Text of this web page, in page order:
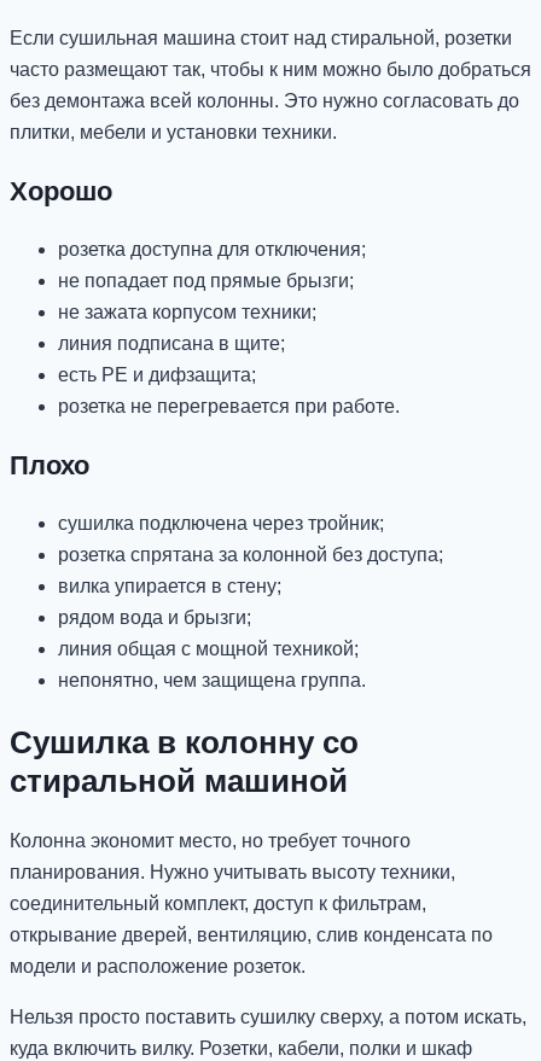
Если сушильная машина стоит над стиральной, розетки
часто размещают так, чтобы к ним можно было добраться
без демонтажа всей колонны. Это нужно согласовать до
плитки, мебели и установки техники.
Хорошо
розетка доступна для отключения;
не попадает под прямые брызги;
не зажата корпусом техники;
линия подписана в щите;
есть PE и дифзащита;
розетка не перегревается при работе.
Плохо
сушилка подключена через тройник;
розетка спрятана за колонной без доступа;
вилка упирается в стену;
рядом вода и брызги;
линия общая с мощной техникой;
непонятно, чем защищена группа.
Сушилка в колонну со
стиральной машиной
Колонна экономит место, но требует точного
планирования. Нужно учитывать высоту техники,
соединительный комплект, доступ к фильтрам,
открывание дверей, вентиляцию, слив конденсата по
модели и расположение розеток.
Нельзя просто поставить сушилку сверху, а потом искать,
куда включить вилку. Розетки, кабели, полки и шкаф